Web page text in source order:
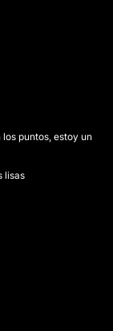
los puntos, estoy un
lisas